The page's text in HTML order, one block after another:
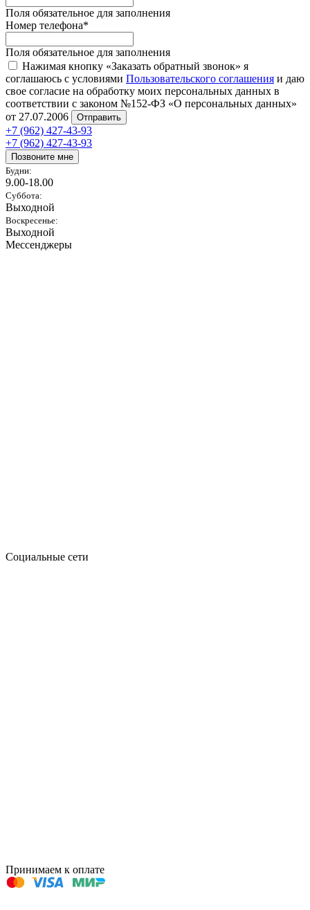
Поля обязательное для заполнения
Номер телефона*
Поля обязательное для заполнения
Нажимая кнопку «Заказать обратный звонок» я
соглашаюсь с условиями Пользовательского соглашения и даю
свое согласие на обработку моих персональных данных в
соответствии с законом №152-ФЗ «О персональных данных»
от 27.07.2006
Отправить
+7 (962) 427-43-93
+7 (962) 427-43-93
Позвоните мне
Будни:
9.00-18.00
Суббота:
Выходной
Воскресенье:
Выходной
Мессенджеры
Социальные сети
Принимаем к оплате